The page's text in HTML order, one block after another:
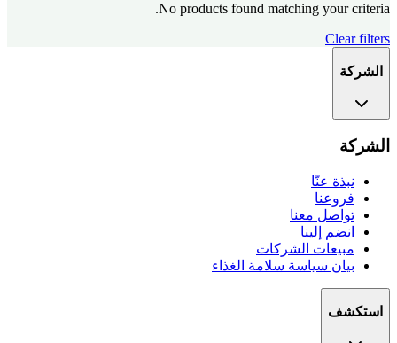
No products found matching your criteria.
Clear filters
الشركة
الشركة
نبذة عنّا
فروعنا
تواصل معنا
انضم إلينا
مبيعات الشركات
بيان سياسة سلامة الغذاء
استكشف